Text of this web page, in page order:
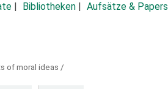
Bibliotheken Aufsätze & Papers
of moral ideas /